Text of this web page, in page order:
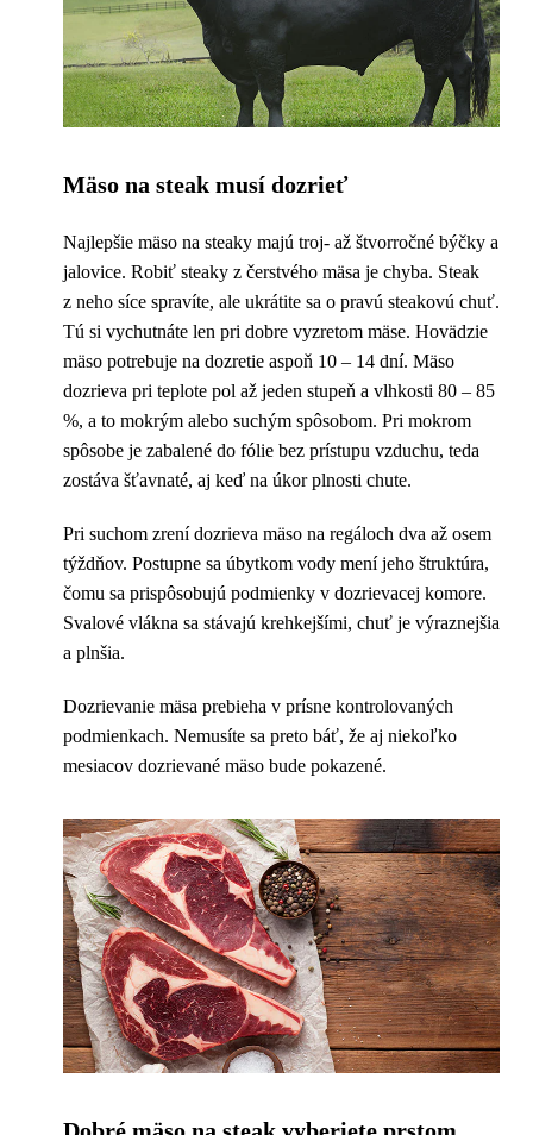
Mäso na steak musí dozrieť
Najlepšie mäso na steaky majú troj- až štvorročné býčky a
jalovice. Robiť steaky z čerstvého mäsa je chyba. Steak
z neho síce spravíte, ale ukrátite sa o pravú steakovú chuť.
Tú si vychutnáte len pri dobre vyzretom mäse. Hovädzie
mäso potrebuje na dozretie aspoň 10 – 14 dní. Mäso
dozrieva pri teplote pol až jeden stupeň a vlhkosti 80 – 85
%, a to mokrým alebo suchým spôsobom. Pri mokrom
spôsobe je zabalené do fólie bez prístupu vzduchu, teda
zostáva šťavnaté, aj keď na úkor plnosti chute.
Pri suchom zrení dozrieva mäso na regáloch dva až osem
týždňov. Postupne sa úbytkom vody mení jeho štruktúra,
čomu sa prispôsobujú podmienky v dozrievacej komore.
Svalové vlákna sa stávajú krehkejšími, chuť je výraznejšia
a plnšia.
Dozrievanie mäsa prebieha v prísne kontrolovaných
podmienkach. Nemusíte sa preto báť, že aj niekoľko
mesiacov dozrievané mäso bude pokazené.